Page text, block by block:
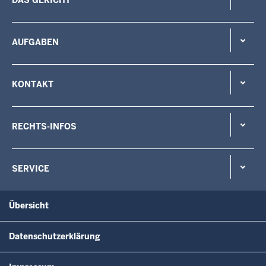
AUFGABEN
KONTAKT
RECHTS-INFOS
SERVICE
Übersicht
Datenschutzerklärung